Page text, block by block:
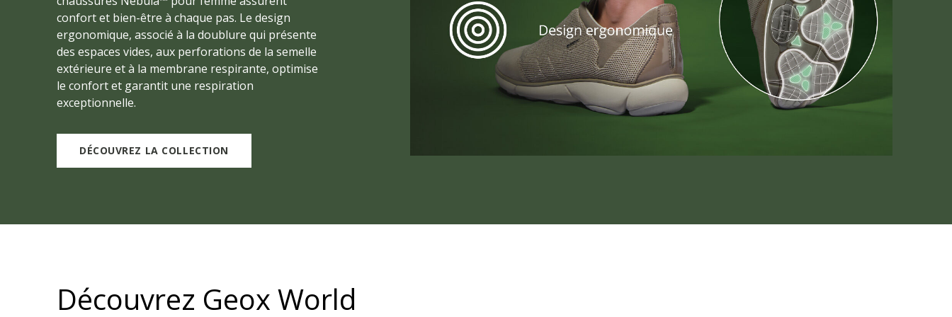
confort et bien-être à chaque pas. Le design
ergonomique, associé à la doublure qui présente
des espaces vides, aux perforations de la semelle
extérieure et à la membrane respirante, optimise
le confort et garantit une respiration
exceptionnelle.
DÉCOUVREZ LA COLLECTION
Découvrez Geox World